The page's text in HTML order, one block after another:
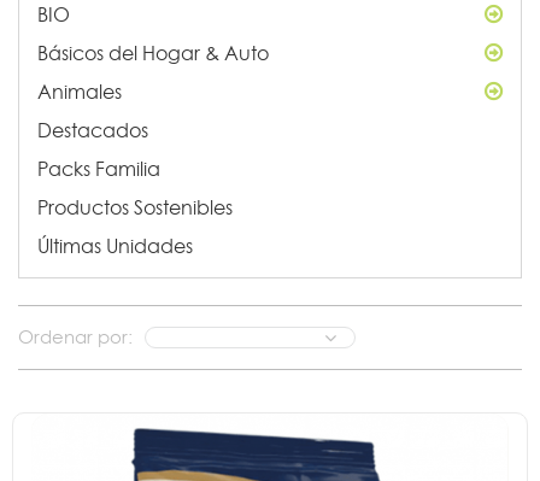
BIO
Básicos del Hogar & Auto
Animales
Destacados
Packs Familia
Productos Sostenibles
Últimas Unidades
Ordenar por: